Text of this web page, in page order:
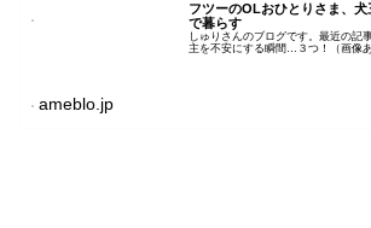
フツーのOLおひとりさま、
で暮らす
しゅりさんのブログです。最近の記
主を不安にする瞬間…３つ！（画像あ
ameblo.jp